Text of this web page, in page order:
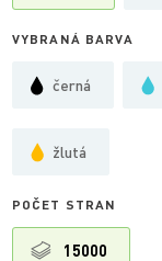
VYBRANÁ BARVA
černá
žlutá
POČET STRAN
15000